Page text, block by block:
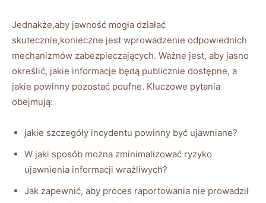
Jednakże,aby jawność mogła działać
skutecznie,konieczne jest wprowadzenie​ odpowiednich
mechanizmów zabezpieczających. Ważne ⁤jest, aby​ jasno
określić, jakie informacje będą​ publicznie dostępne, a
⁢jakie ‍powinny​ pozostać poufne.‍ Kluczowe pytania
⁢obejmują:
jakie szczegóły‍ incydentu powinny być ujawniane?
W⁢ jaki sposób ⁢można zminimalizować ryzyko
ujawnienia informacji wrażliwych?
Jak zapewnić, aby proces⁢ raportowania nie⁣ prowadził